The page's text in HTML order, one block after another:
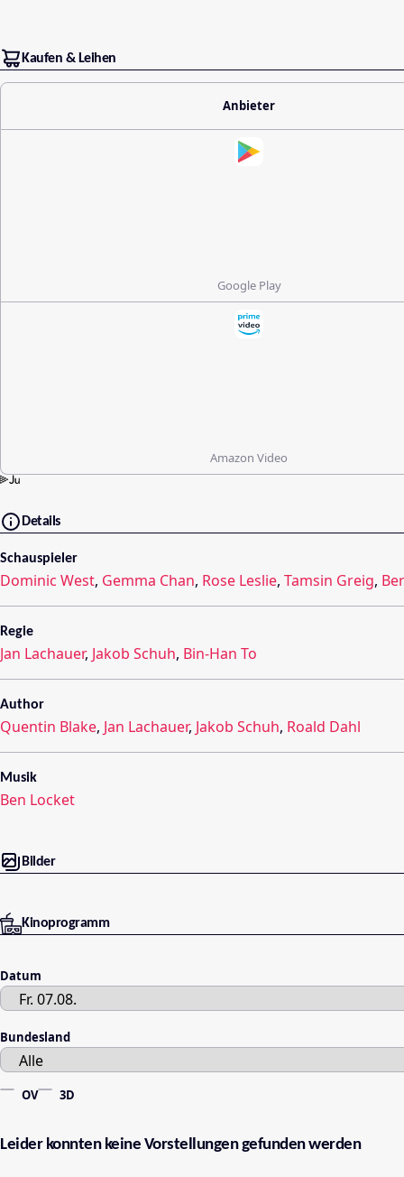
Kaufen & Leihen
Anbieter
Google Play
Amazon Video
Details
Schauspieler
Dominic West, Gemma Chan, Rose Leslie, Tamsin Greig,
Regie
Jan Lachauer, Jakob Schuh, Bin-Han To
Author
Quentin Blake, Jan Lachauer, Jakob Schuh, Roald Dahl
Musik
Ben Locket
Bilder
Kinoprogramm
Datum
Bundesland
OV 3D
Leider konnten keine Vorstellungen gefunden werden